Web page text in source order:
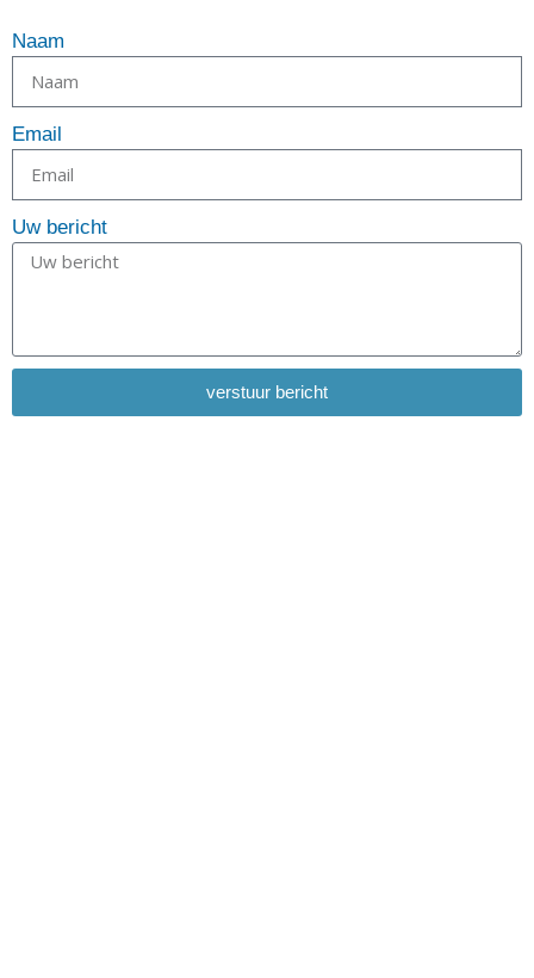
Naam
Email
Uw bericht
verstuur bericht